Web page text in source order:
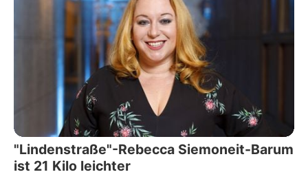
"Lindenstraße"-Rebecca Siemoneit-Barum
ist 21 Kilo leichter